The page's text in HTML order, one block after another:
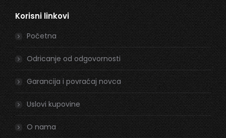
page
opens
in
new
window
page
opens
in
new
window
Korisni linkovi
Početna
Odricanje od odgovornosti
Garancija i povraćaj novca
Uslovi kupovine
O nama